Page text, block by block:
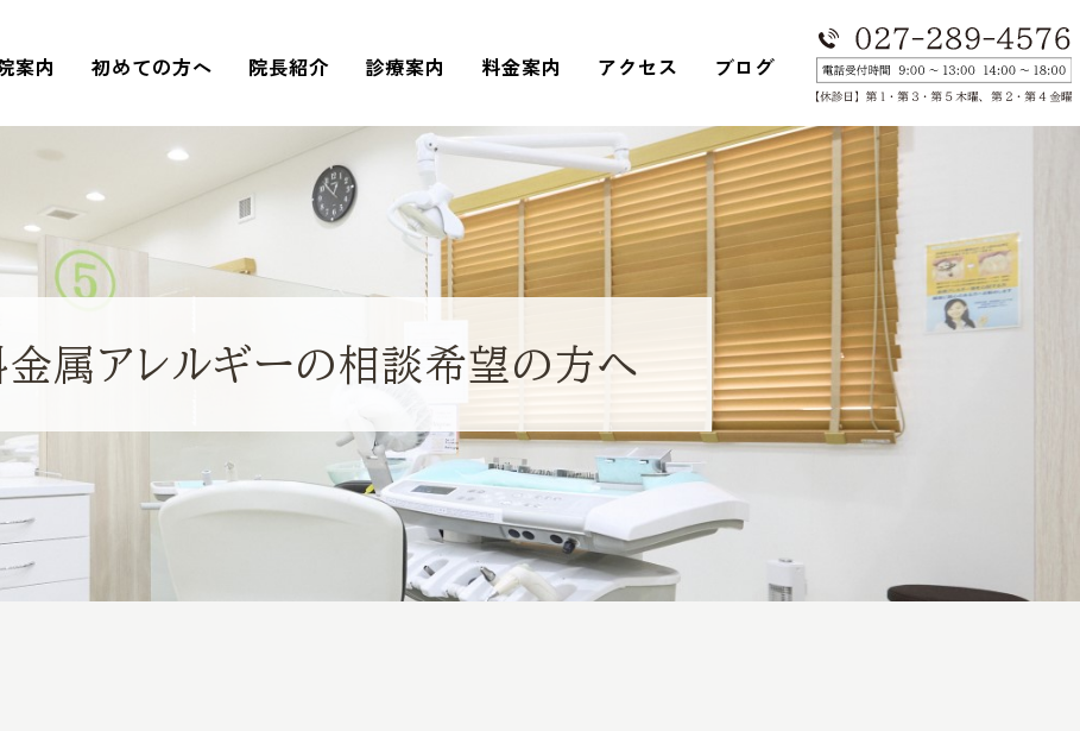
案内 初めての方へ 院長紹介 診療案内 料金案内 アクセス ブログ
属アレルギーの相談希望の方へ